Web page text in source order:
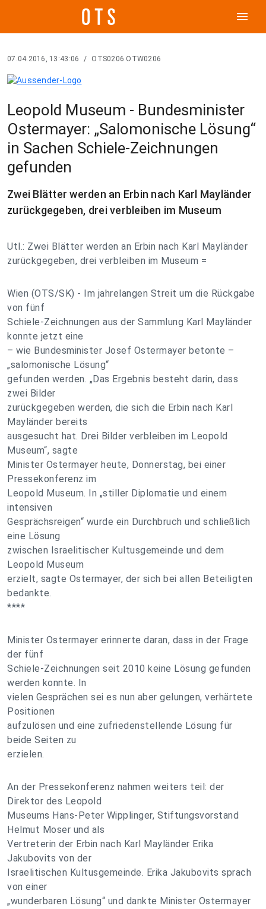
menu
07.04.2016, 13:43:06 / OTS0206 OTW0206
Leopold Museum - Bundesminister
Ostermayer: „Salomonische Lösung“
in Sachen Schiele-Zeichnungen
gefunden
Zwei Blätter werden an Erbin nach Karl Mayländer
zurückgegeben, drei verbleiben im Museum
Utl.: Zwei Blätter werden an Erbin nach Karl Mayländer
zurückgegeben, drei verbleiben im Museum =
Wien (OTS/SK) - Im jahrelangen Streit um die Rückgabe
von fünf
Schiele-Zeichnungen aus der Sammlung Karl Mayländer
konnte jetzt eine
– wie Bundesminister Josef Ostermayer betonte –
„salomonische Lösung“
gefunden werden. „Das Ergebnis besteht darin, dass
zwei Bilder
zurückgegeben werden, die sich die Erbin nach Karl
Mayländer bereits
ausgesucht hat. Drei Bilder verbleiben im Leopold
Museum“, sagte
Minister Ostermayer heute, Donnerstag, bei einer
Pressekonferenz im
Leopold Museum. In „stiller Diplomatie und einem
intensiven
Gesprächsreigen“ wurde ein Durchbruch und schließlich
eine Lösung
zwischen Israelitischer Kultusgemeinde und dem
Leopold Museum
erzielt, sagte Ostermayer, der sich bei allen Beteiligten
bedankte.
****
Minister Ostermayer erinnerte daran, dass in der Frage
der fünf
Schiele-Zeichnungen seit 2010 keine Lösung gefunden
werden konnte. In
vielen Gesprächen sei es nun aber gelungen, verhärtete
Positionen
aufzulösen und eine zufriedenstellende Lösung für
beide Seiten zu
erzielen.
An der Pressekonferenz nahmen weiters teil: der
Direktor des Leopold
Museums Hans-Peter Wipplinger, Stiftungsvorstand
Helmut Moser und als
Vertreterin der Erbin nach Karl Mayländer Erika
Jakubovits von der
Israelitischen Kultusgemeinde. Erika Jakubovits sprach
von einer
„wunderbaren Lösung“ und dankte Minister Ostermayer